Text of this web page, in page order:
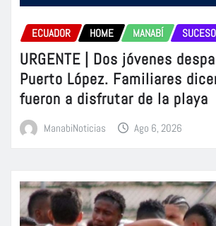
ECUADOR HOME MANABÍ
URGENTE | Dos jóvenes
Puerto López. Familiares
fueron a disfrutar de la playa
ManabiNoticias Ago 6, 2026